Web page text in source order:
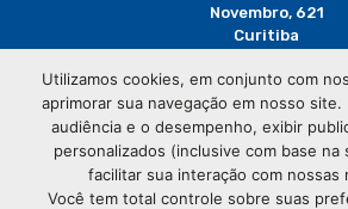
Novembro, 621
Curitiba
(41) 3320-
2929
Utilizamos cookies, em conjunto com
aprimorar sua navegação em nosso site.
audiência e o desempenho, exibir
personalizados (inclusive com base na
facilitar sua interação com nossas
Você tem total controle sobre suas